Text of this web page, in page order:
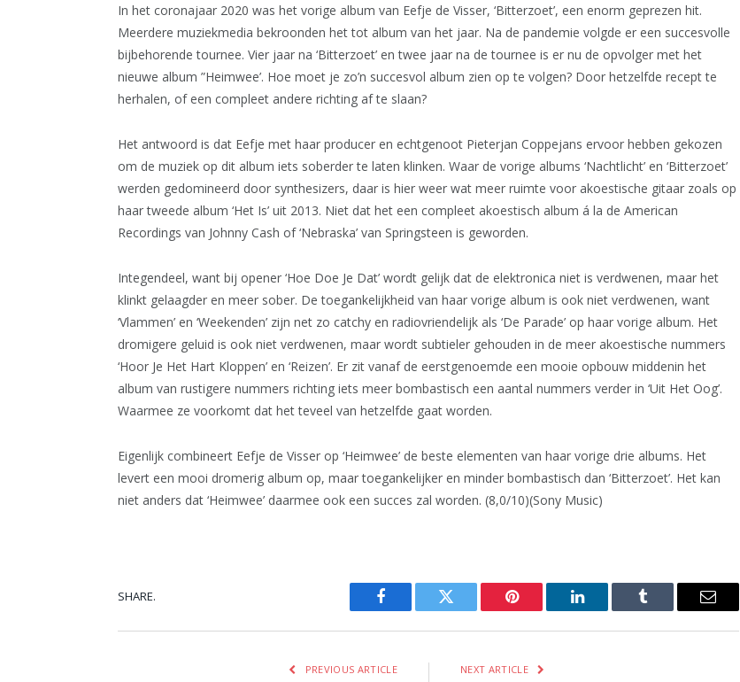
In het coronajaar 2020 was het vorige album van Eefje de Visser, ‘Bitterzoet’, een enorm geprezen hit.
Meerdere muziekmedia bekroonden het tot album van het jaar. Na de pandemie volgde er een succesvolle
bijbehorende tournee. Vier jaar na ‘Bitterzoet’ en twee jaar na de tournee is er nu de opvolger met het
nieuwe album ”Heimwee’. Hoe moet je zo’n succesvol album zien op te volgen? Door hetzelfde recept te
herhalen, of een compleet andere richting af te slaan?
Het antwoord is dat Eefje met haar producer en echtgenoot Pieterjan Coppejans ervoor hebben gekozen
om de muziek op dit album iets soberder te laten klinken. Waar de vorige albums ‘Nachtlicht’ en ‘Bitterzoet’
werden gedomineerd door synthesizers, daar is hier weer wat meer ruimte voor akoestische gitaar zoals op
haar tweede album ‘Het Is’ uit 2013. Niet dat het een compleet akoestisch album á la de American
Recordings van Johnny Cash of ‘Nebraska’ van Springsteen is geworden.
Integendeel, want bij opener ‘Hoe Doe Je Dat’ wordt gelijk dat de elektronica niet is verdwenen, maar het
klinkt gelaagder en meer sober. De toegankelijkheid van haar vorige album is ook niet verdwenen, want
‘Vlammen’ en ‘Weekenden’ zijn net zo catchy en radiovriendelijk als ‘De Parade’ op haar vorige album. Het
dromigere geluid is ook niet verdwenen, maar wordt subtieler gehouden in de meer akoestische nummers
‘Hoor Je Het Hart Kloppen’ en ‘Reizen’. Er zit vanaf de eerstgenoemde een mooie opbouw middenin het
album van rustigere nummers richting iets meer bombastisch een aantal nummers verder in ‘Uit Het Oog’.
Waarmee ze voorkomt dat het teveel van hetzelfde gaat worden.
Eigenlijk combineert Eefje de Visser op ‘Heimwee’ de beste elementen van haar vorige drie albums. Het
levert een mooi dromerig album op, maar toegankelijker en minder bombastisch dan ‘Bitterzoet’. Het kan
niet anders dat ‘Heimwee’ daarmee ook een succes zal worden. (8,0/10)(Sony Music)
SHARE.
Facebook Twitter Pinterest LinkedIn Tumblr Email
PREVIOUS ARTICLE NEXT ARTICLE